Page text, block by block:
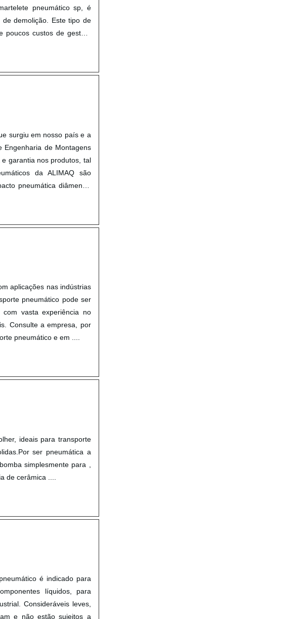
pneumático sp, é
demolição. Este tipo de
custos de gestão,
surgiu em nosso país e a
Engenharia de Montagens
garantia nos produtos, tal
da ALIMAQ são
pneumática diâmentro
aplicações nas indústrias
pneumático pode ser
com vasta experiência no
Consulte a empresa, por
pneumático e em ....
ideais para transporte
ser pneumática a
simplesmente para ,
de cerâmica ....
é indicado para
líquidos, para
Consideráveis leves,
e não estão sujeitos a